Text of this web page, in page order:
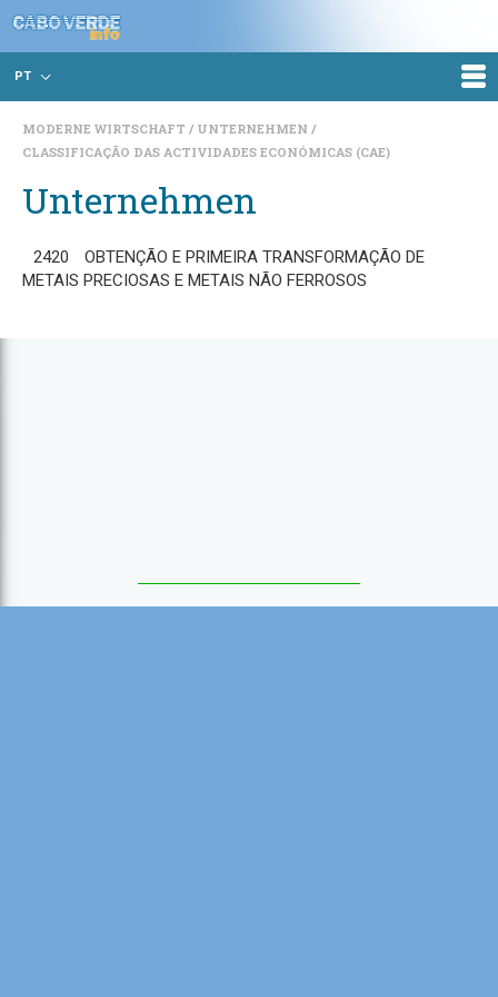
PT
MODERNE WIRTSCHAFT
UNTERNEHMEN
CLASSIFICAÇÃO DAS ACTIVIDADES ECONÓMICAS (CAE)
Unternehmen
2420
OBTENÇÃO E PRIMEIRA TRANSFORMAÇÃO DE
METAIS PRECIOSAS E METAIS NÃO FERROSOS